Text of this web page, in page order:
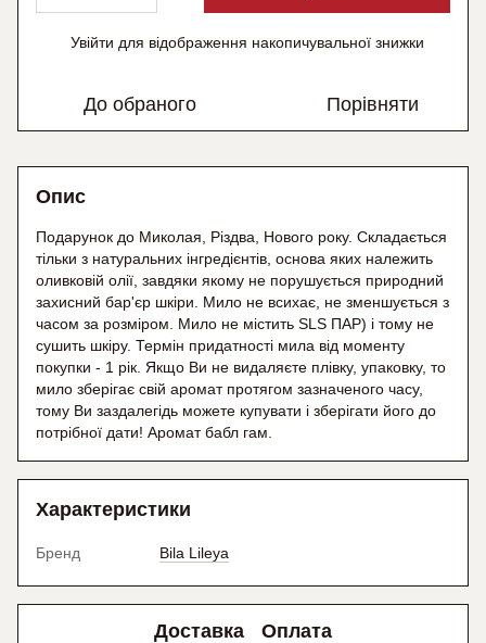
Увійти для відображення накопичувальної знижки
До обраного Порівняти
Опис
Подарунок до Миколая, Різдва, Нового року. Складається
тільки з натуральних інгредієнтів, основа яких належить
оливковій олії, завдяки якому не порушується природний
захисний бар'єр шкіри. Мило не всихає, не зменшується з
часом за розміром. Мило не містить SLS ПАР) і тому не
сушить шкіру. Термін придатності мила від моменту
покупки - 1 рік. Якщо Ви не видаляєте плівку, упаковку, то
мило зберігає свій аромат протягом зазначеного часу,
тому Ви заздалегідь можете купувати і зберігати його до
потрібної дати! Аромат бабл гам.
Характеристики
Бренд Bila Lileya
Доставка Оплата